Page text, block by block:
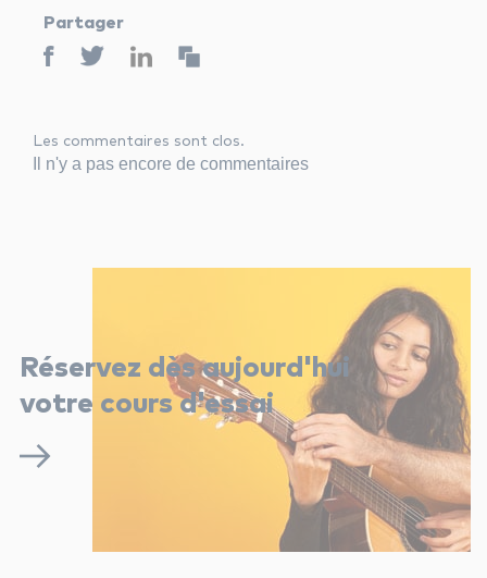
Partager
Les commentaires sont clos.
Il n'y a pas encore de commentaires
Réservez dès aujourd'hui
votre cours d'essai